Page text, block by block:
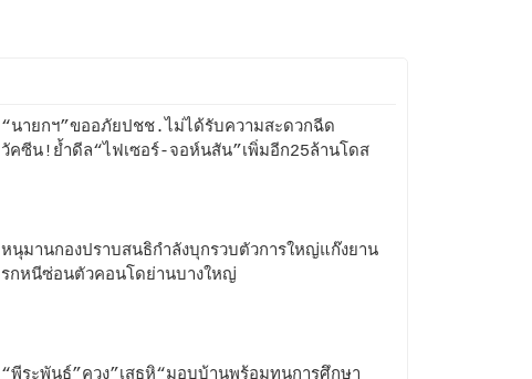
“นายกฯ”ขออภัยปชช.ไม่ได้รับความสะดวกฉีด
วัคซีน!ย้ำดีล“ไฟเซอร์-จอห์นสัน”เพิ่มอีก25ล้านโดส
หนุมานกองปราบสนธิกำลังบุกรวบตัวการใหญ่แก๊งยาน
รกหนีซ่อนตัวคอนโดย่านบางใหญ่
“พีระพันธุ์”ควง”เสธหิ“มอบบ้านพร้อมทุนการศึกษา